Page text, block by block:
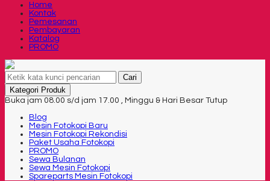
Home
Kontak
Pemesanan
Pembayaran
Katalog
PROMO
Cari
Kategori Produk
Buka jam 08.00 s/d jam 17.00 , Minggu & Hari Besar Tutup
Blog
Mesin Fotokopi Baru
Mesin Fotokopi Rekondisi
Paket Usaha Fotokopi
PROMO
Sewa Bulanan
Sewa Mesin Fotokopi
Spareparts Mesin Fotokopi